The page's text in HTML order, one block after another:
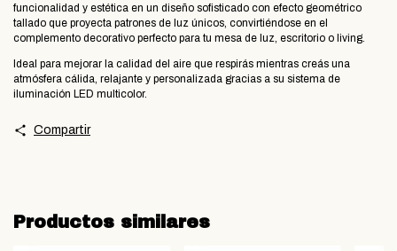
funcionalidad y estética en un diseño sofisticado con efecto geométrico
tallado que proyecta patrones de luz únicos, convirtiéndose en el
complemento decorativo perfecto para tu mesa de luz, escritorio o living.
​Ideal para mejorar la calidad del aire que respirás mientras creás una
atmósfera cálida, relajante y personalizada gracias a su sistema de
iluminación LED multicolor.
Compartir
Productos similares